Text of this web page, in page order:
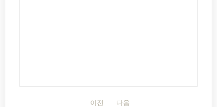
이전 다음